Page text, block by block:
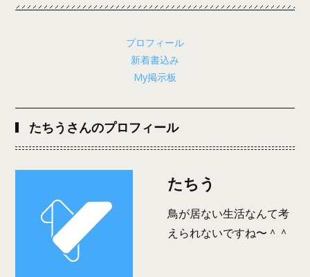
プロフィール
新着書込み
My掲示板
たちうさんのプロフィール
たちう
鳥が居ない生活なんて考
えられないですね〜＾＾